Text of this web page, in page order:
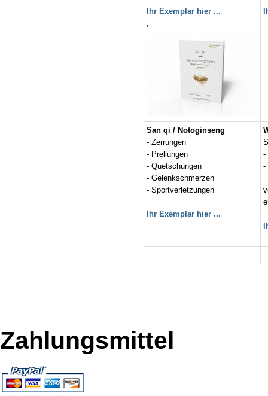
Ihr Exemplar hier ...
,
San qi / Notoginseng
- Zerrungen
- Prellungen
- Quetschungen
- Gelenkschmerzen
- Sportverletzungen
Ihr Exemplar hier ...
-
-
Zahlungsmittel